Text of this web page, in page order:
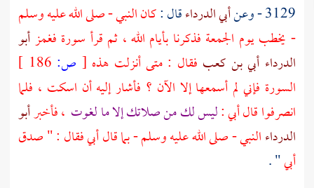
3129 - وعن أبي الدرداءقال :كان النبي - صلى الله عليه وسلم
- يخطب يوم الجمعة فذكرنا بأيام الله ، ثم قرأ سورة فغمزأبو
الدرداء أبي بن كعب فقال : متى أنزلت هذه [ ص:
السورة فإني لم أسمعها إلا الآن ؟ فأشار إليه أن اسكت ، فلما
انصرفوا قالأبي:ليس لك من صلاتك إلا ما لغوت ، فأخبرأبو
الدرداءالنبي - صلى الله عليه وسلم - بما قالأبيفقال : " صدق
أبي" .